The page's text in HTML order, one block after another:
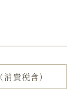
費税含）